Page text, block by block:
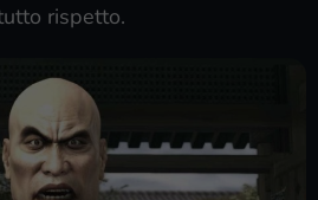
rispetto.